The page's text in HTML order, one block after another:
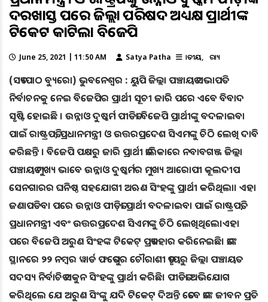
ଦରଖାସ୍ତ ପରେ ଜିଲ୍ଲା ପରିଷଦ ଅଧ୍ୟକ୍ଷ ପ୍ରାର୍ଥୀଙ୍କ
ଟିକେଟ କାଟିଲା ବିଜେପି
June 25, 2021 | 11:50 AM Satya Patha ଜାତୀୟ ରାଜ୍ୟ
(ସତ୍ୟପାଠ ବ୍ୟୁରୋ) ଭୁବନେଶ୍ୱର : ୟୁପି ଜିଲ୍ଲା ପଞ୍ଚାୟତ ସଭାପତି
ନିର୍ବାଚନକୁ ନେଇ ବିଜେପିର ପ୍ରାର୍ଥୀ ସୂଚୀ ଜାରି ପରେ ଏବେ ବିବାଦ
ସୃଷ୍ଟି ହୋଇଛି । ଉନ୍ନାଓ ଦୁଷ୍କର୍ମ ପୀଡିତା ବିଜେପି ପ୍ରାର୍ଥୀଙ୍କୁ ବଦଳାଇବା
ପାଇଁ ରାଷ୍ଟ୍ରପତି, ପ୍ରଧାନମନ୍ତ୍ରୀ ଓ ଉତ୍ତରପ୍ରଦେଶ ସିଏମଙ୍କୁ ଚିଠି ଲେଖି ଦାବି
କରିଛନ୍ତି । ବିଜେପି ପକ୍ଷରୁ ଜାରି ପ୍ରାର୍ଥୀ ତାଲିକାରେ ନବାବଗଞ୍ଜ ଜିଲ୍ଲା
ପଞ୍ଚାୟତ ମୁଖ୍ୟ ଭାବେ ଉନ୍ନାଓ ଦୁଷ୍କର୍ମର ମୁଖ୍ୟ ଆରୋପୀ କୂଲଦୀପ
ସେନଗାରର ଘନିଷ୍ଠ ସହଯୋଗୀ ଅଋଣ ସିଂହଙ୍କୁ ପ୍ରାର୍ଥୀ କରିଥିଲା। ଏହା
ଜଣାପଡିବା ପରେ ଉନ୍ନାଓ ପୀଡ଼ିତା ପ୍ରାର୍ଥୀ ବଦଳାଇବା ପାଇଁ ରାଷ୍ଟ୍ରପତି,
ପ୍ରଧାନମନ୍ତ୍ରୀ ଏବଂ ଉତ୍ତରପ୍ରଦେଶ ସିଏମଙ୍କୁ ଚିଠି ଲେଖିଥିଲେ।ଏହା
ପରେ ବିଜେପି ଅରୁଣ ସିଂହଙ୍କ ଟିକେଟ୍‌ ପ୍ରତ୍ୟାହାର କରିନେଇଛି। ତାଙ୍କ
ସ୍ଥାନରେ ୨୨ ନମ୍ବର ୱାର୍ଡ ଫତେପୁର ଚୌରାଶୀ ତୃତୀୟରୁ ଜିଲ୍ଲା ପଞ୍ଚାୟତ
ସଦସ୍ୟ ନିର୍ବାଚିତ ସକୁନ ସିଂହଙ୍କୁ ପ୍ରାର୍ଥୀ କରିଛି। ପୀଡିତା ଅଭିଯୋଗ
କରିଥିଲେ ଯେ ଅରୁଣ ସିଂଙ୍କୁ ଯଦି ଟିକେଟ୍ ଦିଅନ୍ତି ତେବେ ତାଙ୍କ ଜୀବନ ପ୍ରତି